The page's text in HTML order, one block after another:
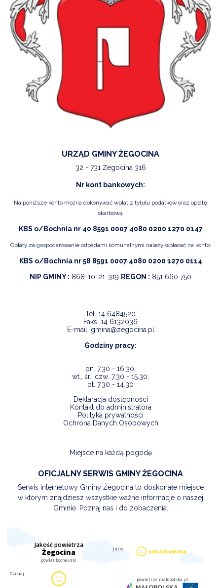
URZĄD GMINY ŻEGOCINA
32 - 731 Żegocina 316
Nr kont bankowych:
Na poniższe konto można dokonywać wpłat z tytułu podatków oraz opłatę
skarbową:
KBS o/Bochnia nr 40 8591 0007 4080 0200 1270 0147
Opłaty za gospodarowanie odpadami komunalnymi należy wpłacać na konto:
KBS o/Bochnia nr 58 8591 0007 4080 0200 1270 0114
NIP GMINY : 868-10-21-319 REGON : 851 660 750
Tel. 14 6484520
Faks. 14 6132036
E-mail. gmina@zegocina.pl
Godziny pracy:
pn. 7.30 - 16.30,
wt., śr., czw .7.30 - 15.30,
pt. 7.30 - 14.30
Deklaracja dostępności
Kontakt do administratora
Polityka prywatności
Ochrona Danych Osobowych
Miejsce na każdą pogodę
OFICJALNY SERWIS GMINY ŻEGOCINA
Serwis internetowy Gminy Żegocina to doskonałe miejsce
w którym znajdziesz wszystkie ważne informacje o naszej
Gminie. Poznaj nas i do zobaczenia.